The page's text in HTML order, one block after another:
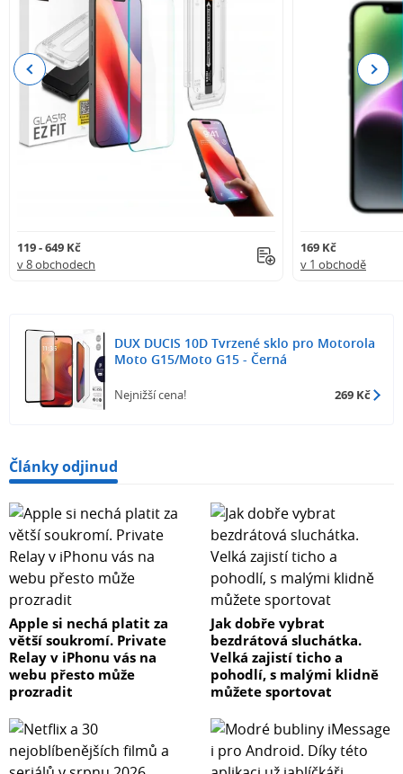
119 - 649 Kč
v 8 obchodech
169 Kč
v 1 obchodě
Previous Next
DUX DUCIS 10D Tvrzené sklo pro Motorola
Moto G15/Moto G15 - Černá
Nejnižší cena! 269 Kč
Články odjinud
Apple si nechá platit za
větší soukromí. Private
Relay v iPhonu vás na
webu přesto může
prozradit
Jak dobře vybrat
bezdrátová sluchátka.
Velká zajistí ticho a
pohodlí, s malými klidně
můžete sportovat